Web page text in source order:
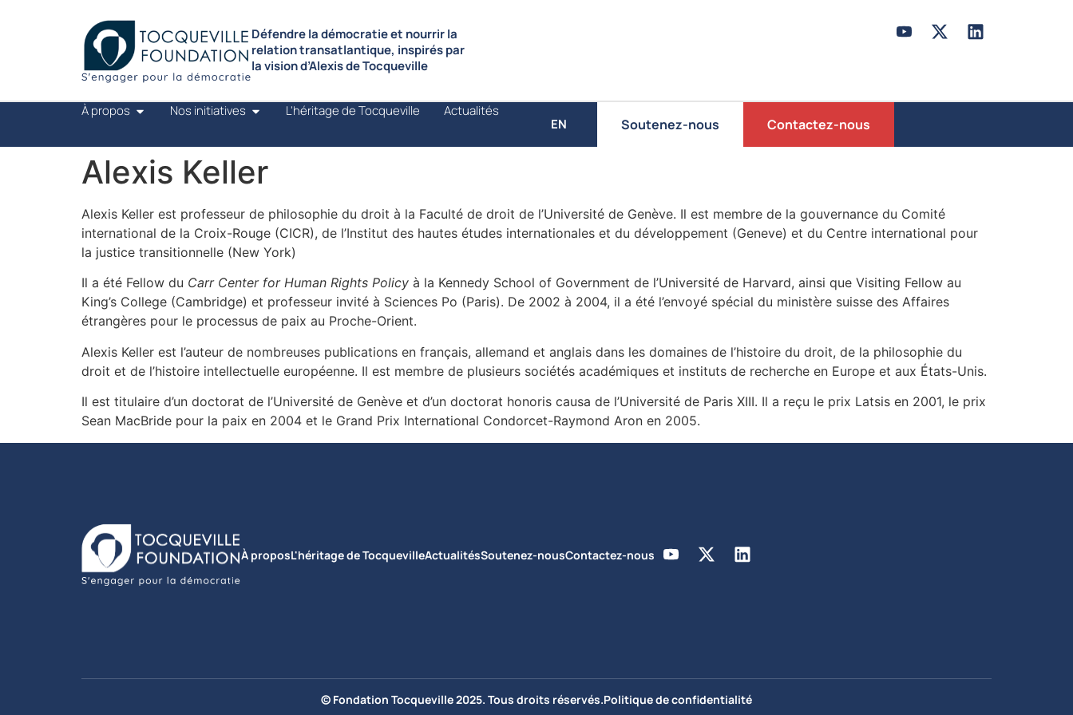
Défendre la démocratie et nourrir la
relation transatlantique, inspirés par
la vision d’Alexis de Tocqueville
À propos Nos initiatives L'héritage de Tocqueville
Actualités
EN
Soutenez-nous Contactez-nous
Alexis Keller
Alexis Keller est professeur de philosophie du droit à la Faculté de droit de l’Université de Genève. Il est membre de la gouvernance du Comité
international de la Croix-Rouge (CICR), de l’Institut des hautes études internationales et du développement (Geneve) et du Centre international pour
la justice transitionnelle (New York)
Il a été Fellow du Carr Center for Human Rights Policy à la Kennedy School of Government de l’Université de Harvard, ainsi que Visiting Fellow au
King’s College (Cambridge) et professeur invité à Sciences Po (Paris). De 2002 à 2004, il a été l’envoyé spécial du ministère suisse des Affaires
étrangères pour le processus de paix au Proche-Orient.
Alexis Keller est l’auteur de nombreuses publications en français, allemand et anglais dans les domaines de l’histoire du droit, de la philosophie du
droit et de l’histoire intellectuelle européenne. Il est membre de plusieurs sociétés académiques et instituts de recherche en Europe et aux États-Unis.
Il est titulaire d’un doctorat de l’Université de Genève et d’un doctorat honoris causa de l’Université de Paris XIII. Il a reçu le prix Latsis en 2001, le prix
Sean MacBride pour la paix en 2004 et le Grand Prix International Condorcet-Raymond Aron en 2005.
À proposL'héritage de TocquevilleActualitésSoutenez-nousContactez-nous
© Fondation Tocqueville 2025. Tous droits réservés.Politique de confidentialité